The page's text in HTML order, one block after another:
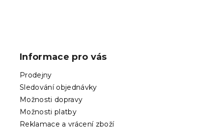
Informace pro vás
Prodejny
Sledování objednávky
Možnosti dopravy
Možnosti platby
Reklamace a vrácení zboží